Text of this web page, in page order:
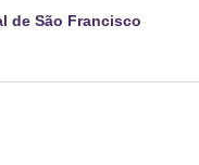
de São Francisco